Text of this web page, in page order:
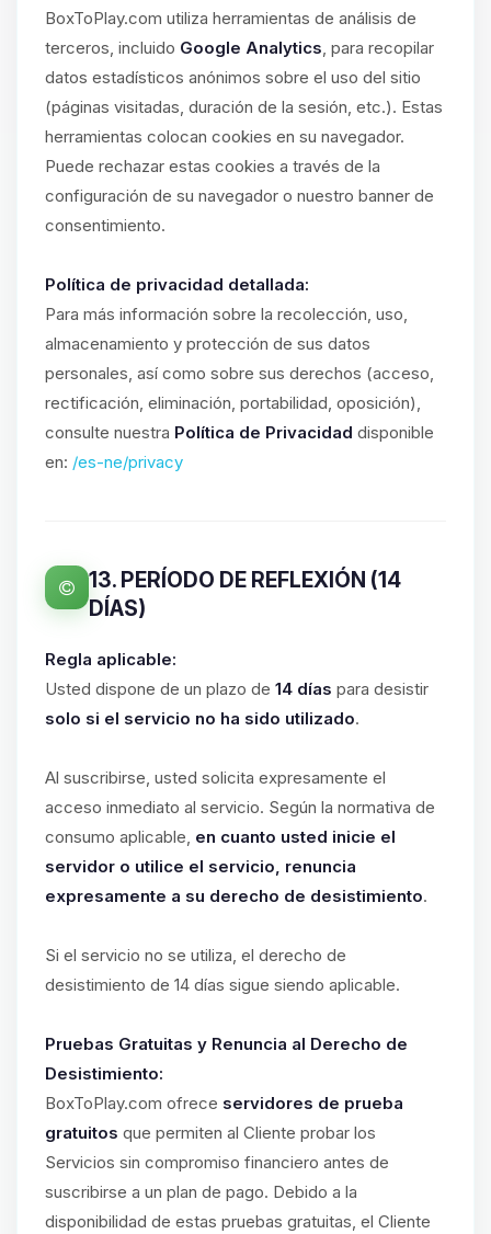
BoxToPlay.com utiliza herramientas de análisis de
terceros, incluido Google Analytics, para recopilar
datos estadísticos anónimos sobre el uso del sitio
(páginas visitadas, duración de la sesión, etc.). Estas
herramientas colocan cookies en su navegador.
Puede rechazar estas cookies a través de la
configuración de su navegador o nuestro banner de
consentimiento.
Política de privacidad detallada:
Para más información sobre la recolección, uso,
almacenamiento y protección de sus datos
personales, así como sobre sus derechos (acceso,
rectificación, eliminación, portabilidad, oposición),
consulte nuestra Política de Privacidad disponible
en: /es-ne/privacy
13. PERÍODO DE REFLEXIÓN (14
DÍAS)
Regla aplicable:
Usted dispone de un plazo de 14 días para desistir
solo si el servicio no ha sido utilizado.
Al suscribirse, usted solicita expresamente el
acceso inmediato al servicio. Según la normativa de
consumo aplicable, en cuanto usted inicie el
servidor o utilice el servicio, renuncia
expresamente a su derecho de desistimiento.
Si el servicio no se utiliza, el derecho de
desistimiento de 14 días sigue siendo aplicable.
Pruebas Gratuitas y Renuncia al Derecho de
Desistimiento:
BoxToPlay.com ofrece servidores de prueba
gratuitos que permiten al Cliente probar los
Servicios sin compromiso financiero antes de
suscribirse a un plan de pago. Debido a la
disponibilidad de estas pruebas gratuitas, el Cliente